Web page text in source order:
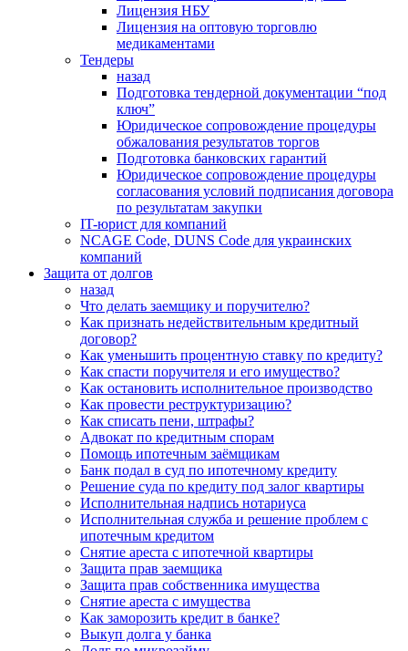
Лицензия НБУ
Лицензия на оптовую торговлю
медикаментами
Тендеры
назад
Подготовка тендерной документации “под
ключ”
Юридическое сопровождение процедуры
обжалования результатов торгов
Подготовка банковских гарантий
Юридическое сопровождение процедуры
согласования условий подписания договора
по результатам закупки
IT-юрист для компаний
NCAGE Code, DUNS Code для украинских
компаний
Защита от долгов
назад
Что делать заемщику и поручителю?
Как признать недействительным кредитный
договор?
Как уменьшить процентную ставку по кредиту?
Как спасти поручителя и его имущество?
Как остановить исполнительное производство
Как провести реструктуризацию?
Как списать пени, штрафы?
Адвокат по кредитным спорам
Помощь ипотечным заёмщикам
Банк подал в суд по ипотечному кредиту
Решение суда по кредиту под залог квартиры
Исполнительная надпись нотариуса
Исполнительная служба и решение проблем с
ипотечным кредитом
Снятие ареста с ипотечной квартиры
Защита прав заемщика
Защита прав собственника имущества
Снятие ареста с имущества
Как заморозить кредит в банке?
Выкуп долга у банка